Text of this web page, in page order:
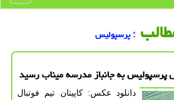
: پرسپولیس
پرسپولیس به جانباز مدرسه میناب رسید
دانلود عکس: کاپیتان تیم فوتبال